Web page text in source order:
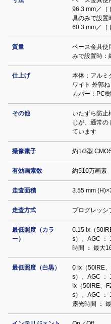
96.3 mm／［
具のみで設置
60.3 mm／［
質量
ベース金具使
みで設置時：
仕上げ
本体：アルミ
ワイト 外郭
カバー：PC
その他
いたずら防
じが、通常の
ています
撮像素子 約1/3型
有効画素数 約510万画素
走査面積 3.55 mm
走査方式 プログレッシ
最低照度（カラ
ー）
0.15 lx（
s）、AGC ：
時間 ： 最大
最低照度（白黒）
0 lx（50IRE
s）、AGC ：
lx（50IRE、
s）、AGC ：
露光時間 ：